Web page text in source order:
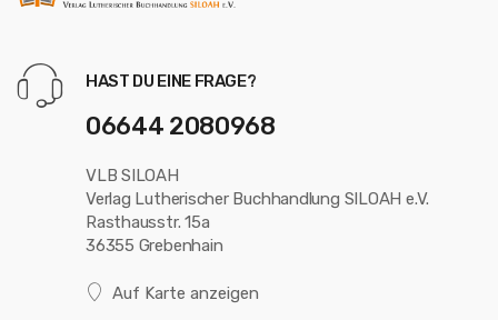
HAST DU EINE FRAGE?
06644 2080968
VLB SILOAH
Verlag Lutherischer Buchhandlung SILOAH e.V.
Rasthausstr. 15a
36355 Grebenhain
Auf Karte anzeigen